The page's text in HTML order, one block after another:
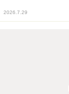
2026.7.29